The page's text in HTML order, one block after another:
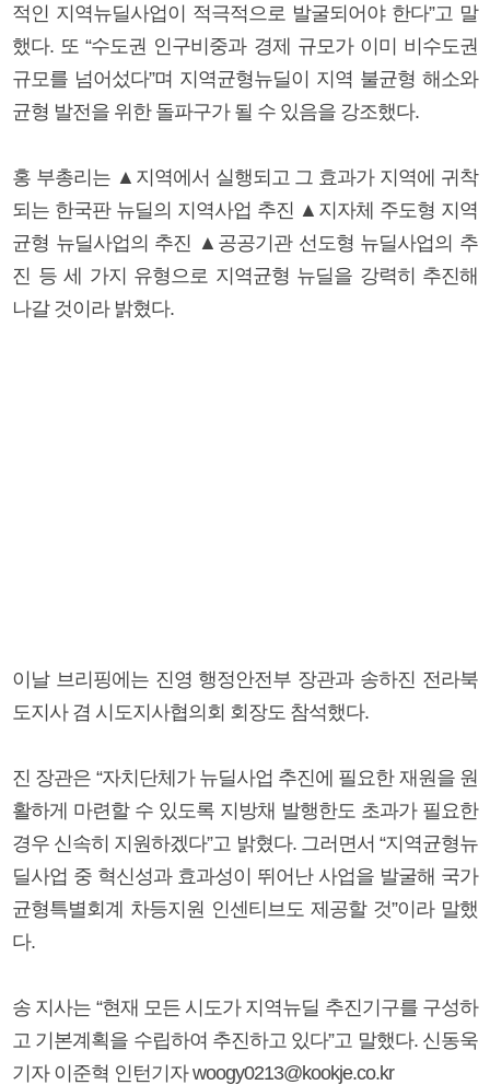
적인 지역뉴딜사업이 적극적으로 발굴되어야 한다”고 말
했다. 또 “수도권 인구비중과 경제 규모가 이미 비수도권
규모를 넘어섰다”며 지역균형뉴딜이 지역 불균형 해소와
균형 발전을 위한 돌파구가 될 수 있음을 강조했다.
홍 부총리는 ▲지역에서 실행되고 그 효과가 지역에 귀착
되는 한국판 뉴딜의 지역사업 추진 ▲지자체 주도형 지역
균형 뉴딜사업의 추진 ▲공공기관 선도형 뉴딜사업의 추
진 등 세 가지 유형으로 지역균형 뉴딜을 강력히 추진해
나갈 것이라 밝혔다.
이날 브리핑에는 진영 행정안전부 장관과 송하진 전라북
도지사 겸 시도지사협의회 회장도 참석했다.
진 장관은 “자치단체가 뉴딜사업 추진에 필요한 재원을 원
활하게 마련할 수 있도록 지방채 발행한도 초과가 필요한
경우 신속히 지원하겠다”고 밝혔다. 그러면서 “지역균형뉴
딜사업 중 혁신성과 효과성이 뛰어난 사업을 발굴해 국가
균형특별회계 차등지원 인센티브도 제공할 것”이라 말했
다.
송 지사는 “현재 모든 시도가 지역뉴딜 추진기구를 구성하
고 기본계획을 수립하여 추진하고 있다”고 말했다. 신동욱
기자 이준혁 인턴기자 woogy0213@kookje.co.kr